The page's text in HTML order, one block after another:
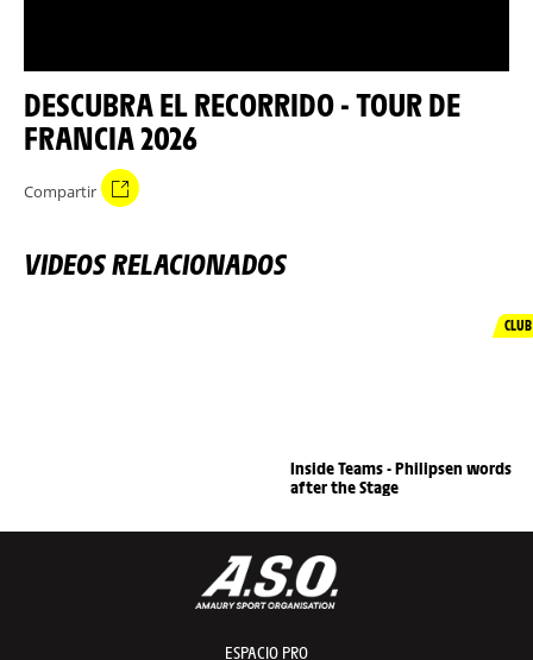
DESCUBRA EL RECORRIDO - TOUR DE
FRANCIA 2026
Compartir
VIDEOS RELACIONADOS
CLUB
Inside Teams - Philipsen words
after the Stage
ESPACIO PRO